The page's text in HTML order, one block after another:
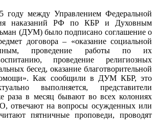
году между Управлением Федеральной
наказаний РФ по КБР и Духовным
(ДУМ) было подписано соглашение о
договора – «оказание социальной
проведение работы по их
проведение религиозных
бесед, оказание благотворительной
Как сообщили в ДУМ КБР, это
выполняется, представители
раза в месяц бывают во всех колониях
отвечают на вопросы осужденных или
пятничные проповеди, проводят